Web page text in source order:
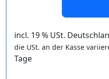
incl. 19 % USt.
die USt. an der Kasse
Tage